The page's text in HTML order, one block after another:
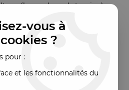
(large plage de tension)
réglable avec ventouse
démontage d’écrans collés
vous à
?
pour :
et les fonctionnalités du